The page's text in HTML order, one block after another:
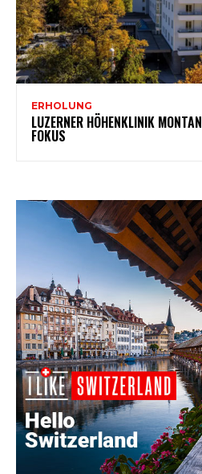
ERHOLUNG
LUZERNER HÖHENKLINIK
FOKUS